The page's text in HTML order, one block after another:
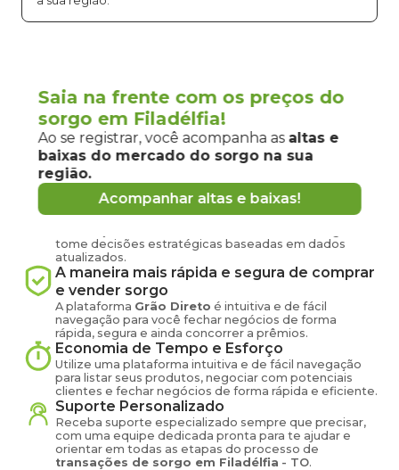
Filadélfia
pelaGrão Direto
Conecte-se agora com produtores e
compradores de
região
Tenha em mãos informações atualizadas sobre o
preçodo sorgo hoje emFiladélfia -TO, acesse
tome decisões estratégicas baseadas em dados
atualizados.
A maneira mais rápida e segura de comprar
e vender sorgo
A plataforma Grão Direto é intuitiva e de fácil
navegação para você fechar negócios de forma
rápida, segura e ainda concorrer a prêmios.
Economia de Tempo e Esforço
Utilize uma plataforma intuitiva e de fácil navegação
para listar seus produtos, negociar com potenciais
clientes e fechar negócios de forma rápida e eficiente.
Suporte Personalizado
Receba suporte especializado sempre que precisar,
com uma equipe dedicada pronta para te ajudar e
orientar em todas as etapas do processo de
transações de sorgo em Filadélfia - TO.
Saia na frente com os preços do
sorgo em Filadélfia!
Ao se registrar, você acompanha as altas e
baixas do mercado do sorgona sua
região.
Acompanhar altas e baixas!